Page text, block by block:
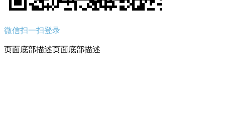
微信扫一扫登录
页面底部描述页面底部描述